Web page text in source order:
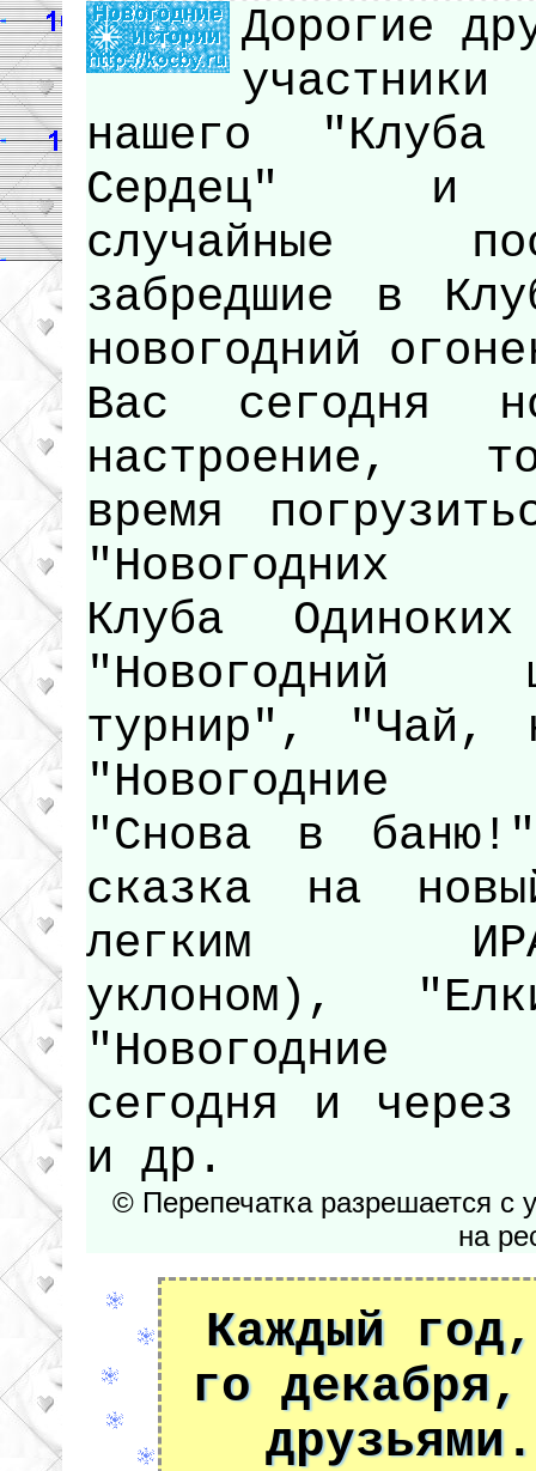
Дорогие
участники
нашего "Клуба
Сердец" и
случайные
забредшие в
новогодний
Вас сегодня
настроение,
время
"Новогодних
Клуба
"Новогодний
турнир", "Чай,
"Новогодние
"Снова в
сказка на
легким
уклоном),
"Новогодние
сегодня и
и др.
© Перепечатка разрешается с
на
Каждый
го